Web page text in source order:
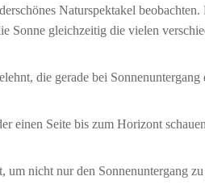
Naturspektakel
gleichzeitig die vielen
die gerade bei
einen Seite bis zum Horizont
um nicht nur den Sonnenuntergang